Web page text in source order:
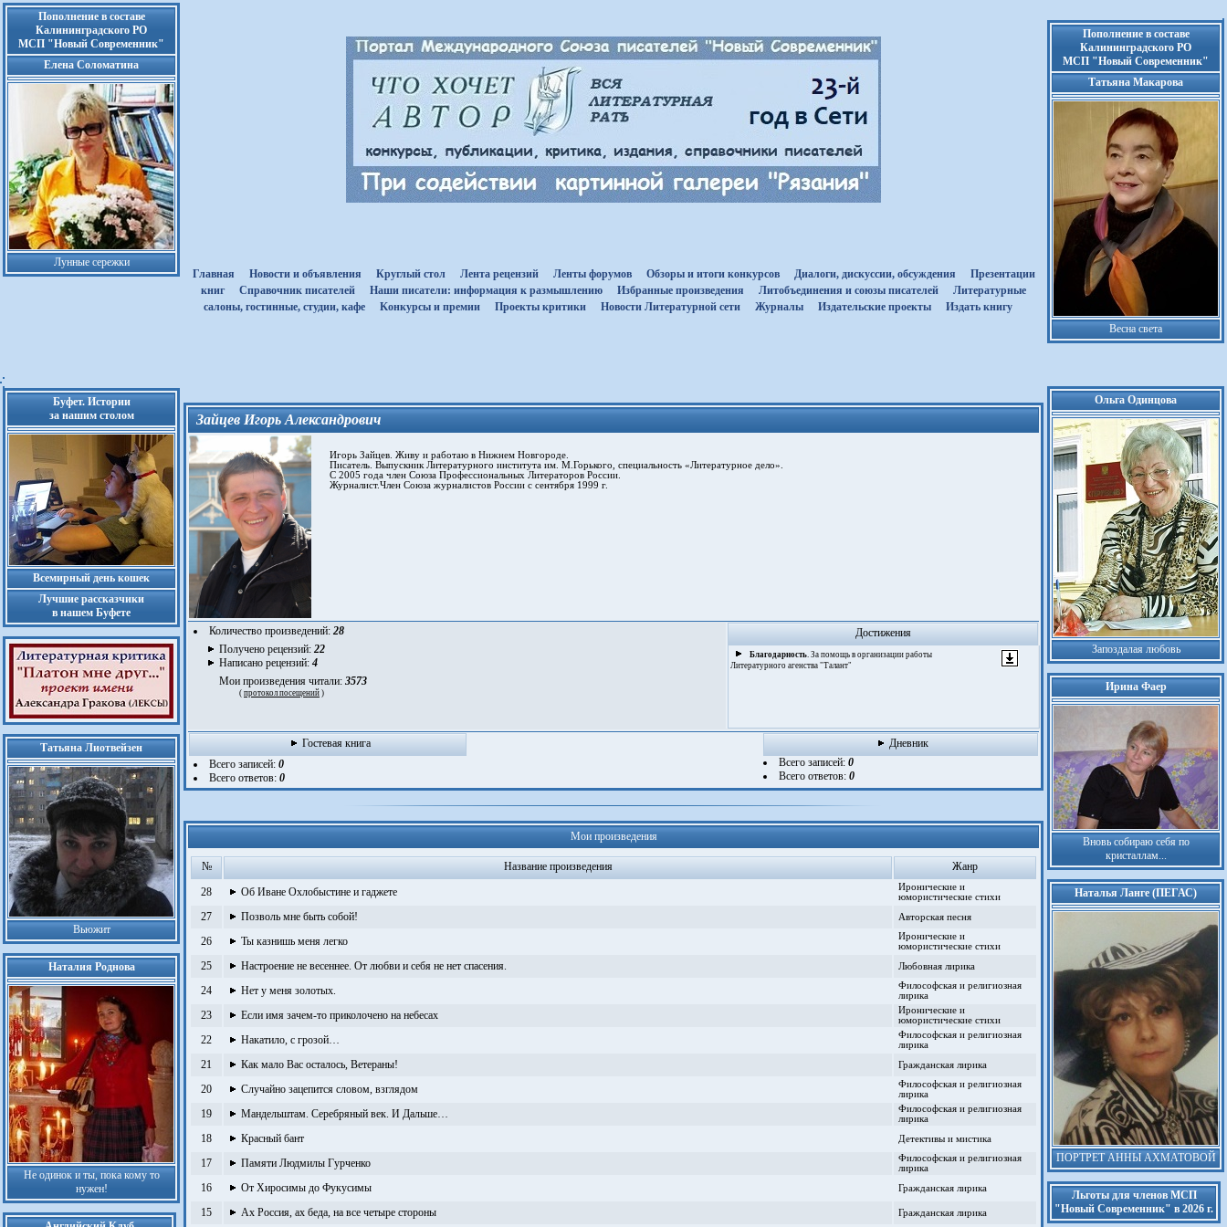
Пополнение в составе
Калининградского РО
МСП "Новый Современник"
Елена Соломатина
Лунные сережки
Главная
Новости и объявления Круглый стол Лента рецензий Ленты форумов Обзоры и итоги конкурсов Диалоги, дискуссии, обсуждения
Презентации
книг
Cправочник писателей Наши писатели: информация к размышлению Избранные произведения Литобъединения и союзы писателей
Литературные
салоны, гостинные, студии, кафе
Kонкурсы и премии Проекты критики Новости Литературной сети Журналы Издательские проекты Издать книгу
Пополнение в составе
Калининградского РО
МСП "Новый Современник"
Татьяна Макарова
Весна света
Буфет. Истории
за нашим столом
Всемирный день кошек
Лучшие рассказчики
в нашем Буфете
Татьяна Лиотвейзен
Вьюжит
Наталия Роднова
Не одинок и ты, пока кому то
нужен!
Зайцев Игорь Александрович
Игорь Зайцев. Живу и работаю в Нижнем Новгороде.
Писатель. Выпускник Литературного института им. М.Горького, специальность «Литературное дело».
С 2005 года член Союза Профессиональных Литераторов России.
Журналист.Член Союза журналистов России с сентября 1999 г.
Количество произведений: 28
Получено рецензий: 22
Написано рецензий: 4
Мои произведения читали: 3573
( протокол посещений )
Достижения
Благодарность. За помощь в организации работы
Литературного агенства "Талант"
Гостевая книга
Дневник
Всего записей: 0
Всего ответов: 0
Всего записей: 0
Всего ответов: 0
Мои произведения
№ Название произведения
Жанр
28
Об Иване Охлобыстине и гаджете
Иронические и
юмористические стихи
27 Позволь мне быть собой! Авторская песня
26 Ты казнишь меня легко
Иронические и
юмористические стихи
25 Настроение не весеннее. От любви и себя не нет спасения. Любовная лирика
24 Нет у меня золотых.
Философская и религиозная
лирика
23 Если имя зачем-то приколочено на небесах
Иронические и
юмористические стихи
22 Накатило, с грозой…
Философская и религиозная
лирика
21 Как мало Вас осталось, Ветераны! Гражданская лирика
20 Случайно зацепится словом, взглядом
Философская и религиозная
лирика
19 Мандельштам. Серебряный век. И Дальше…
Философская и религиозная
лирика
18 Красный бант Детективы и мистика
17 Памяти Людмилы Гурченко
Философская и религиозная
лирика
16 От Хиросимы до Фукусимы Гражданская лирика
15 Ах Россия, ах беда, на все четыре стороны Гражданская лирика
Ольга Одинцова
Запоздалая любовь
Ирина Фаер
Вновь собираю себя по
кристаллам...
Наталья Ланге (ПЕГАС)
ПОРТРЕТ АННЫ АХМАТОВОЙ
Льготы для членов МСП
"Новый Современник" в 2026 г.